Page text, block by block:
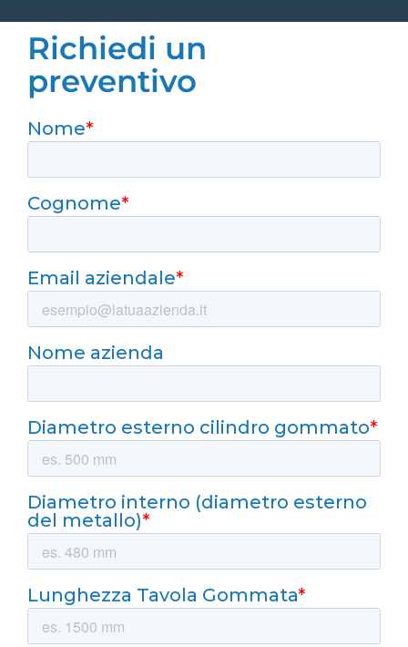
Richiedi un
preventivo